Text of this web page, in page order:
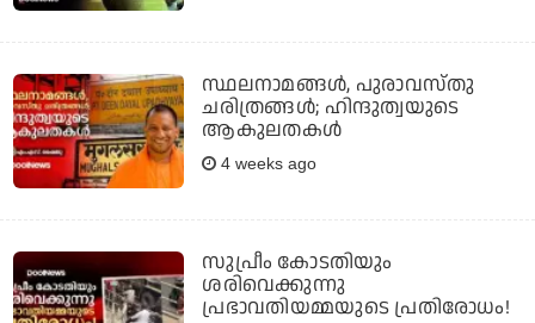
സ്ഥലനാമങ്ങള്‍, പുരാവസ്തു
ചരിത്രങ്ങള്‍; ഹിന്ദുത്വയുടെ
ആകുലതകള്‍
4 weeks ago
സുപ്രീം കോടതിയും
ശരിവെക്കുന്നു
പ്രഭാവതിയമ്മയുടെ പ്രതിരോധം!